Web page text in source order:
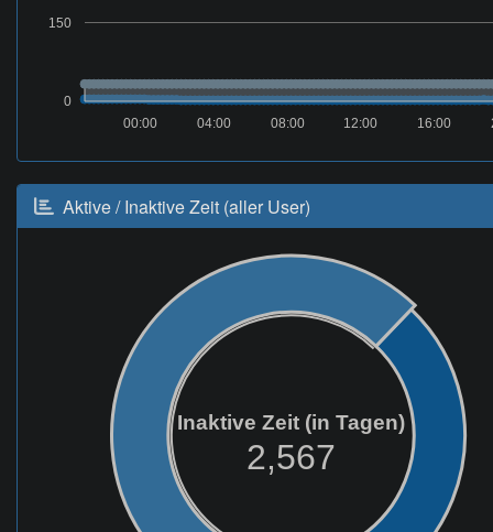
0
150
16:00
12:00
08:00
04:00
00:00
Aktive / Inaktive Zeit (aller User)
Inaktive Zeit (in Tagen)
2,567